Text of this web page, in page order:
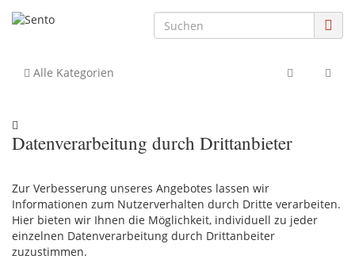
Alle Kategorien
Datenverarbeitung durch Drittanbieter
Zur Verbesserung unseres Angebotes lassen wir
Informationen zum Nutzerverhalten durch Dritte verarbeiten.
Hier bieten wir Ihnen die Möglichkeit, individuell zu jeder
einzelnen Datenverarbeitung durch Drittanbeiter
zuzustimmen.